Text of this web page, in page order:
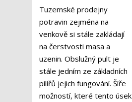
Tuzemské prodejny
potravin zejména na
venkově si stále zakládají
na čerstvosti masa a
uzenin. Obslužný pult je
stále jedním ze základních
pilířů jejich fungování. Šíře
možností, které tento úsek